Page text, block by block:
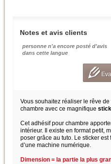
Notes et avis clients
personne n'a encore posté d'avis
dans cette langue
Vous souhaitez réaliser le rêve
chambre avec ce magnifique
Cet adhésif pour chambre
intérieur. Il existe en format petit,
poser grâce au tuto. Le sticker
d’une machine numérique.
Dimension = la partie la plus